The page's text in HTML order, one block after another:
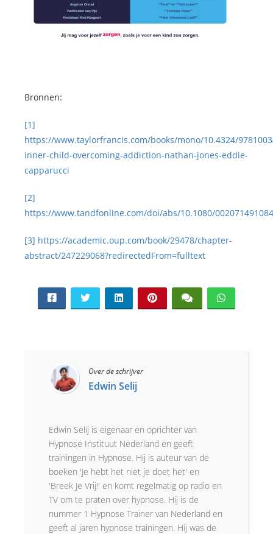
Bronnen:
[1]
https://www.taylorfrancis.com/books/mono/10.4324/
inner-child-overcoming-addiction-nathan-jones-eddie-
capparucci
[2]
https://www.tandfonline.com/doi/abs/10.1080/
[3] https://academic.oup.com/book/29478/chapter-
abstract/247229068?redirectedFrom=fulltext
Over de schrijver
Edwin Selij
Edwin Selij is eigenaar en oprichter van
Hypnose Instituut Nederland en geeft
trainingen in Hypnose. Hij is auteur van de
boeken 'Je hebt het niet je doet het' en
'Breek Je Vrij!' en komt regelmatig op radio en
TV om te praten over hypnose. Hij is de
nummer 1 Hypnose Trainer van Nederland en
geeft al jaren hypnose trainingen. Hij was de